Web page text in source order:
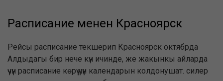
Расписание менен Красноярск
Рейсы расписание текшерип Красноярск октябрда
Алдыдагы бир нече күн ичинде, же жакынкы айларда
үчүн расписание көрүү үчүн календарын колдонушат. силер